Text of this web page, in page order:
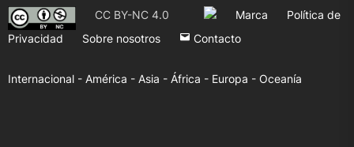
CC BY-NC 4.0 Marca
Política de
Privacidad
Sobre nosotros Contacto
Internacional - América - Asia - África - Europa - Oceanía